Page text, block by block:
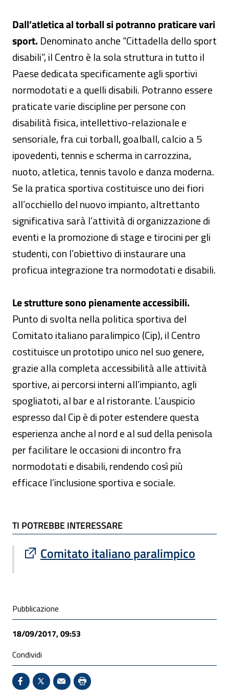
Dall’atletica al torball si potranno praticare vari
sport. Denominato anche “Cittadella dello sport
disabili”, il Centro è la sola struttura in tutto il
Paese dedicata specificamente agli sportivi
normodotati e a quelli disabili. Potranno essere
praticate varie discipline per persone con
disabilità fisica, intellettivo-relazionale e
sensoriale, fra cui torball, goalball, calcio a 5
ipovedenti, tennis e scherma in carrozzina,
nuoto, atletica, tennis tavolo e danza moderna.
Se la pratica sportiva costituisce uno dei fiori
all’occhiello del nuovo impianto, altrettanto
significativa sarà l’attività di organizzazione di
eventi e la promozione di stage e tirocini per gli
studenti, con l’obiettivo di instaurare una
proficua integrazione tra normodotati e disabili.
Le strutture sono pienamente accessibili.
Punto di svolta nella politica sportiva del
Comitato italiano paralimpico (Cip), il Centro
costituisce un prototipo unico nel suo genere,
grazie alla completa accessibilità alle attività
sportive, ai percorsi interni all’impianto, agli
spogliatoti, al bar e al ristorante. L’auspicio
espresso dal Cip è di poter estendere questa
esperienza anche al nord e al sud della penisola
per facilitare le occasioni di incontro fra
normodotati e disabili, rendendo così più
efficace l’inclusione sportiva e sociale.
TI POTREBBE INTERESSARE
TI POTREBBE INTERESSARE
Comitato italiano paralimpico
Sito esterno : apre una nuova finestra
Condivisione social
Pubblicazione
18/09/2017, 09:53
Condividi
Condividi su Facebook - Sito esterno - Apertura in
X - Sito esterno - Apertura in nuova finestra
Invio Mail: apre il programma di posta
Stampa pagina: scelta meno